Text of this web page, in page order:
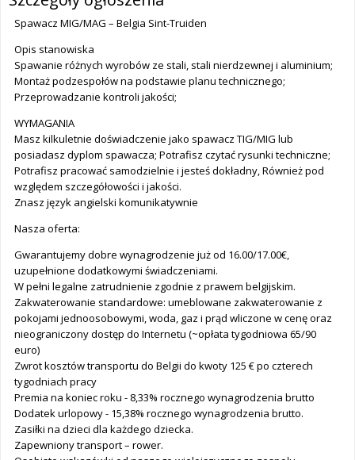
Spawacz MIG/MAG – Belgia Sint-Truiden
Opis stanowiska
Spawanie różnych wyrobów ze stali, stali nierdzewnej i aluminium;
Montaż podzespołów na podstawie planu technicznego;
Przeprowadzanie kontroli jakości;
WYMAGANIA
Masz kilkuletnie doświadczenie jako spawacz TIG/MIG lub
posiadasz dyplom spawacza; Potrafisz czytać rysunki techniczne;
Potrafisz pracować samodzielnie i jesteś dokładny, Również pod
względem szczegółowości i jakości.
Znasz język angielski komunikatywnie
Nasza oferta:
Gwarantujemy dobre wynagrodzenie już od 16.00/17.00€,
uzupełnione dodatkowymi świadczeniami.
W pełni legalne zatrudnienie zgodnie z prawem belgijskim.
Zakwaterowanie standardowe: umeblowane zakwaterowanie z
pokojami jednoosobowymi, woda, gaz i prąd wliczone w cenę oraz
nieograniczony dostęp do Internetu (~opłata tygodniowa 65/90
euro)
Zwrot kosztów transportu do Belgii do kwoty 125 € po czterech
tygodniach pracy
Premia na koniec roku - 8,33% rocznego wynagrodzenia brutto
Dodatek urlopowy - 15,38% rocznego wynagrodzenia brutto.
Zasiłki na dzieci dla każdego dziecka.
Zapewniony transport – rower.